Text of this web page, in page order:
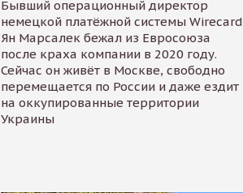
Бывший операционный директор
немецкой платёжной системы Wirecard
Ян Марсалек бежал из Евросоюза
после краха компании в 2020 году.
Сейчас он живёт в Москве, свободно
перемещается по России и даже ездит
на оккупированные территории
Украины